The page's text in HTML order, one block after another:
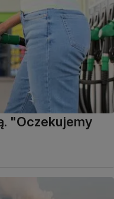
"Oczekujemy